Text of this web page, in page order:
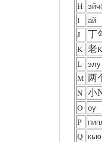
H
I
ай
J
丁
K 老
L элу
M 两
N 小
O оу
P
Q кью